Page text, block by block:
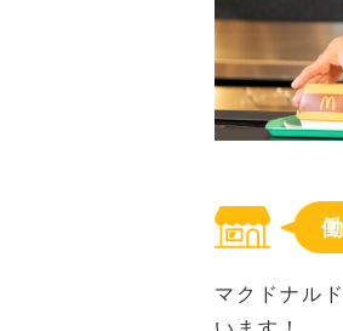
マクドナル